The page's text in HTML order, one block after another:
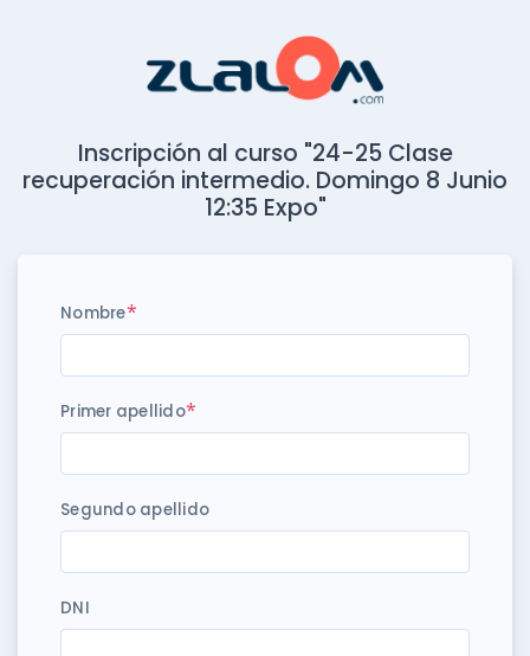
Inscripción al curso "24-25 Clase
recuperación intermedio. Domingo 8 Junio
12:35 Expo"
Nombre*
Primer apellido*
Segundo apellido
DNI